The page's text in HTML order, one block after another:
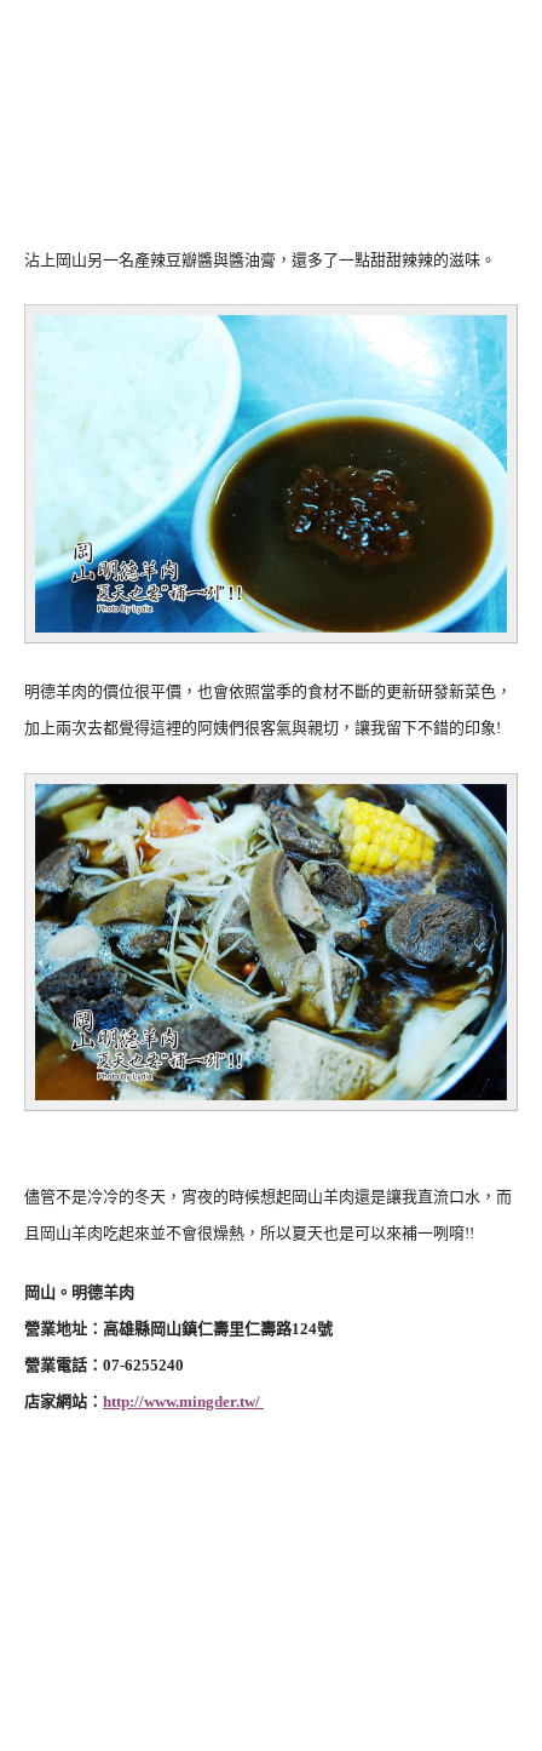
沾上岡山另一名產辣豆瓣醬與醬油膏，還多了一點甜甜辣辣的滋味。
明德羊肉的價位很平價，也會依照當季的食材不斷的更新研發新菜色，
加上兩次去都覺得這裡的阿姨們很客氣與親切，讓我留下不錯的印象!
儘管不是冷冷的冬天，宵夜的時候想起岡山羊肉還是讓我直流口水，而
且岡山羊肉吃起來並不會很燥熱，所以夏天也是可以來補一咧唷!!
岡山。明德羊肉
營業地址：高雄縣岡山鎮仁壽里仁壽路124號
營業電話：07-6255240
店家網站： http://www.mingder.tw/